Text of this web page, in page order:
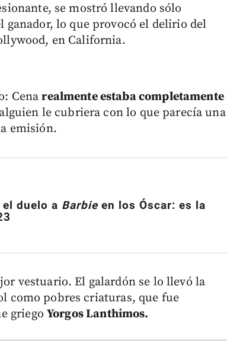
se mostró llevando sólo
ganador, lo que provocó el delirio del
en California.
Cenarealmente estaba completamente
le cubriera con lo que parecía una
emisión.
duelo a Barbieen los Óscar: es la
vestuario. El galardón se lo llevó la
como pobres criaturas, que fue
griego Yorgos Lanthimos​.